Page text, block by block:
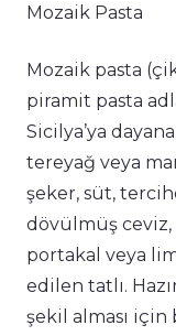
Mozaik Pasta
Mozaik pasta
piramit pasta
Sicilya’ya
tereyağ veya
şeker, süt,
dövülmüş ceviz,
portakal veya
edilen tatlı.
şekil alması